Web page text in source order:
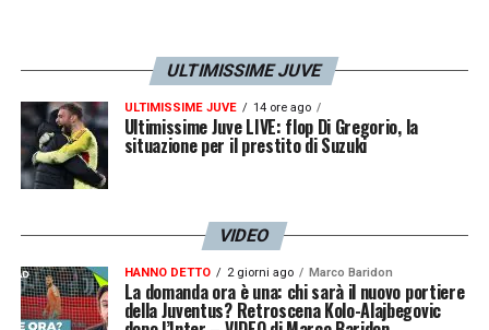
ULTIMISSIME JUVE
ULTIMISSIME JUVE 14 ore ago
Ultimissime Juve LIVE: flop Di Gregorio, la
situazione per il prestito di Suzuki
VIDEO
HANNO DETTO 2 giorni ago Marco Baridon
La domanda ora è una: chi sarà il nuovo portiere
della Juventus? Retroscena Kolo-Alajbegovic